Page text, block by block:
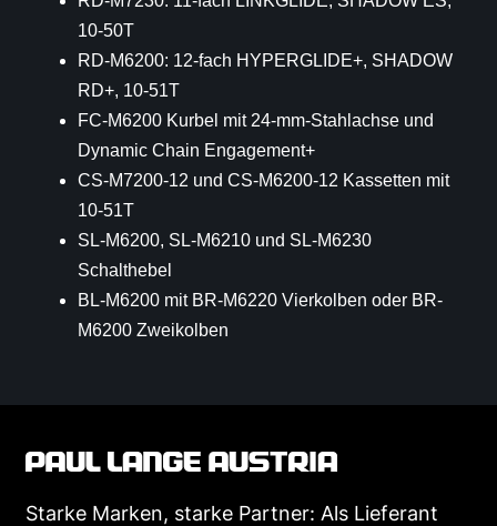
10-50T
RD-M6200: 12-fach HYPERGLIDE+, SHADOW
RD+, 10-51T
FC-M6200 Kurbel mit 24-mm-Stahlachse und
Dynamic Chain Engagement+
CS-M7200-12 und CS-M6200-12 Kassetten mit
10-51T
SL-M6200, SL-M6210 und SL-M6230
Schalthebel
BL-M6200 mit BR-M6220 Vierkolben oder BR-
M6200 Zweikolben
Starke Marken, starke Partner: Als Lieferant